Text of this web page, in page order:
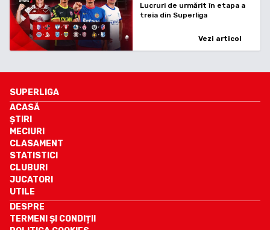
Lucruri de urmărit în etapa a
treia din Superliga
Vezi articol
SUPERLIGA
ACASĂ
ȘTIRI
MECIURI
CLASAMENT
STATISTICI
CLUBURI
JUCATORI
UTILE
DESPRE
TERMENI ȘI CONDIȚII